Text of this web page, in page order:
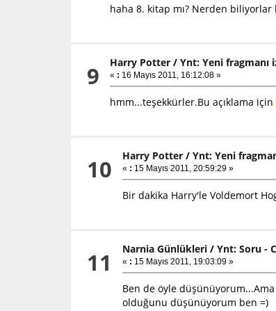
haha 8. kitap mı? Nerden
9 Harry Potter /Ynt: Yeni fragmanı
« : 16 Mayıs 2011, 16:12:08 »
hmm...teşekkürler.Bu açıklama için
10 Harry Potter /Ynt: Yeni
« : 15 Mayıs 2011, 20:59:29 »
Bir dakika Harry'le Voldemort
11 Narnia Günlükleri /Ynt: Soru -
« : 15 Mayıs 2011, 19:03:09 »
Ben de öyle
olduğunu düşünüyorum ben =)